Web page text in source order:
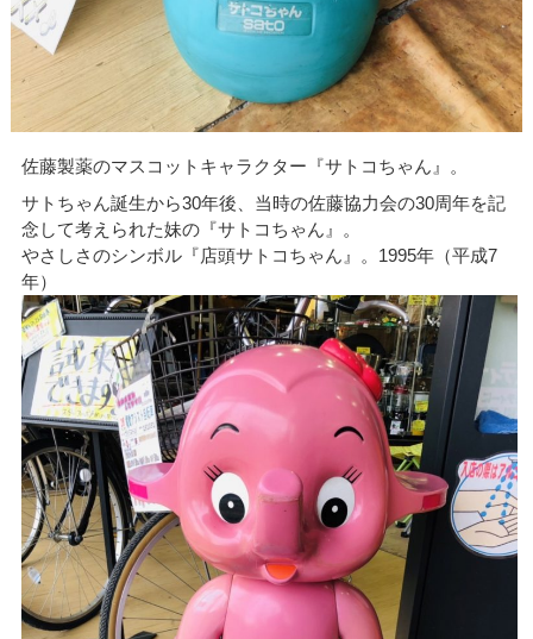
佐藤製薬のマスコットキャラクター『サトコちゃん』。
サトちゃん誕生から30年後、当時の佐藤協力会の30周年を記
念して考えられた妹の『サトコちゃん』。
やさしさのシンボル『店頭サトコちゃん』。1995年（平成7
年）